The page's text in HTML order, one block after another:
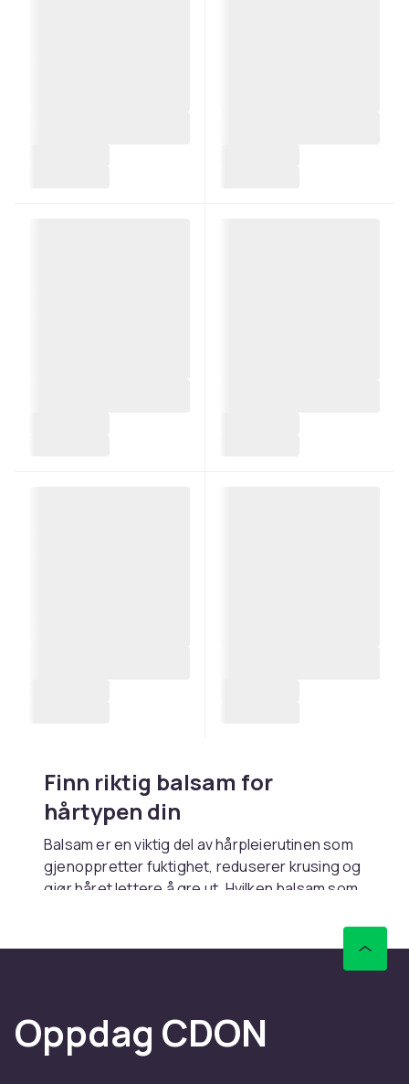
Finn riktig balsam for
hårtypen din
Balsam er en viktig del av hårpleierutinen som
gjenoppretter fuktighet, reduserer krusing og
gjør håret lettere å gre ut. Hvilken balsam som
behovene dine. Tørt og skadet hår har godt av
dyppleieformler med sheasmør eller arganolje,
mens fint hår trenger en lettere variant som gir
for best resultat.
Ulike typer balsam
Oppdag CDON